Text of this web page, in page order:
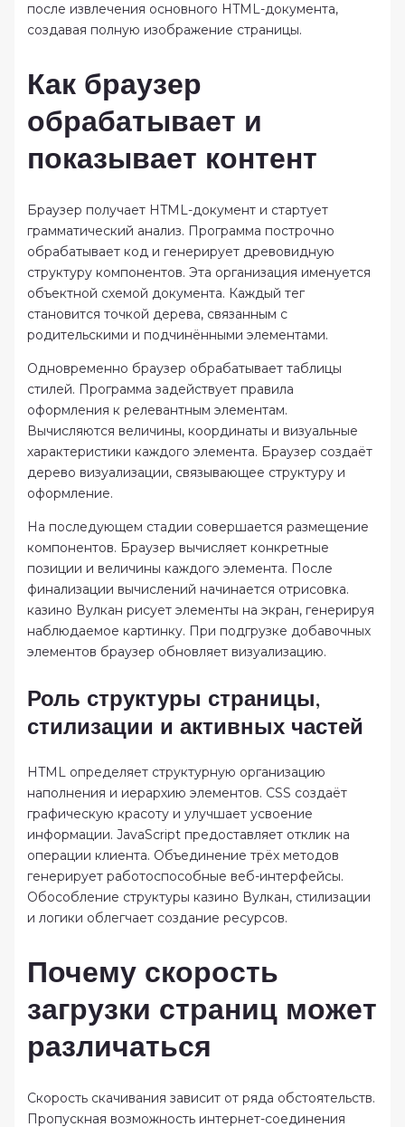
после извлечения основного HTML-документа,
создавая полную изображение страницы.
Как браузер
обрабатывает и
показывает контент
Браузер получает HTML-документ и стартует
грамматический анализ. Программа построчно
обрабатывает код и генерирует древовидную
структуру компонентов. Эта организация именуется
объектной схемой документа. Каждый тег
становится точкой дерева, связанным с
родительскими и подчинёнными элементами.
Одновременно браузер обрабатывает таблицы
стилей. Программа задействует правила
оформления к релевантным элементам.
Вычисляются величины, координаты и визуальные
характеристики каждого элемента. Браузер создаёт
дерево визуализации, связывающее структуру и
оформление.
На последующем стадии совершается размещение
компонентов. Браузер вычисляет конкретные
позиции и величины каждого элемента. После
финализации вычислений начинается отрисовка.
казино Вулкан рисует элементы на экран, генерируя
наблюдаемое картинку. При подгрузке добавочных
элементов браузер обновляет визуализацию.
Роль структуры страницы,
стилизации и активных частей
HTML определяет структурную организацию
наполнения и иерархию элементов. CSS создаёт
графическую красоту и улучшает усвоение
информации. JavaScript предоставляет отклик на
операции клиента. Объединение трёх методов
генерирует работоспособные веб-интерфейсы.
Обособление структуры казино Вулкан, стилизации
и логики облегчает создание ресурсов.
Почему скорость
загрузки страниц может
различаться
Скорость скачивания зависит от ряда обстоятельств.
Пропускная возможность интернет-соединения